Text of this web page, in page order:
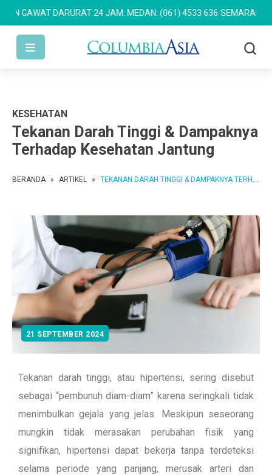
DARURAT 24 JAM: MEDAN: (061) 4533 636 SEMARANG: (024)
KESEHATAN
Tekanan Darah Tinggi & Dampaknya
Terhadap Kesehatan Jantung
BERANDA » ARTIKEL » TEKANAN DARAH TINGGI & DAMPAKNYA TERHADAP KESEHATAN JANTUNG
21 SEPTEMBER 2024
Tekanan darah tinggi, atau hipertensi, sering disebut
sebagai “pembunuh diam-diam” karena seringkali tidak
menimbulkan gejala yang jelas. Meskipun seseorang
mungkin tidak merasakan perubahan fisik yang
signifikan, hipertensi dapat bekerja tanpa terdeteksi
selama periode yang panjang, merusak arteri dan